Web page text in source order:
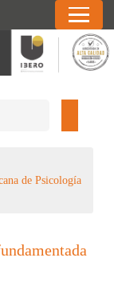
de Psicología